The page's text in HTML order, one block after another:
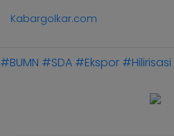
Kabargolkar.com
#BUMN #SDA #Ekspor #Hilirisasi